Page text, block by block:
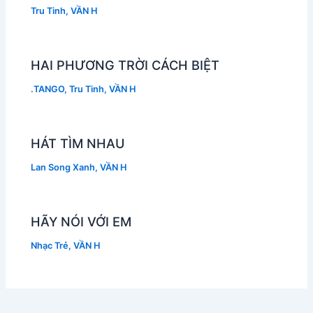
Tru Tinh,VẦN H
HAI PHƯƠNG TRỜI CÁCH BIỆT
.TANGO,Tru Tinh,VẦN H
HÁT TÌM NHAU
Lan Song Xanh,VẦN H
HÃY NÓI VỚI EM
Nhạc Trẻ,VẦN H